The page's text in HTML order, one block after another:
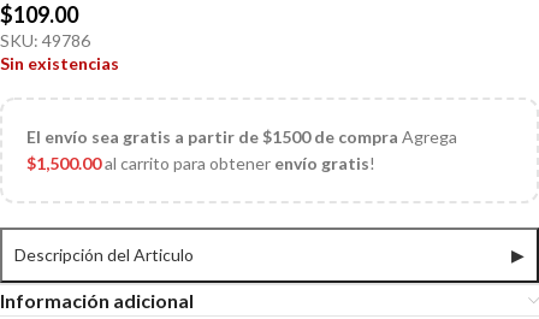
$109.00
SKU: 49786
Sin existencias
El envío sea gratis a partir de $1500 de compra Agrega
$1,500.00al carrito para obtener envío gratis!
Descripción del Articulo ▶
Información adicional